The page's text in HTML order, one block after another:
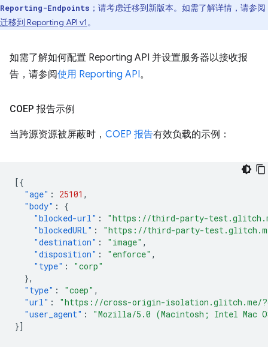
Reporting-Endpoints ；请考虑迁移到新版本。如需了解详情，请参阅
迁移到 Reporting API v1。
如需了解如何配置 Reporting API 并设置服务器以接收报
告，请参阅使用 Reporting API。
COEP 报告示例
当跨源资源被屏蔽时， COEP 报告有效负载的示例：
[{
"age" : 25101 ,
"body" :
{
"blocked-url" :
"https://third-party-
"blockedURL" :
"https://third-party-
"destination" : "image" ,
"disposition" : "enforce" ,
"type" :
"corp"
},
"type" : "coep" ,
"url" :
"https://cross-origin-isolation.glitch.me/
"user_agent" :
"Mozilla/5.0 (Macintosh; Intel Mac
}]